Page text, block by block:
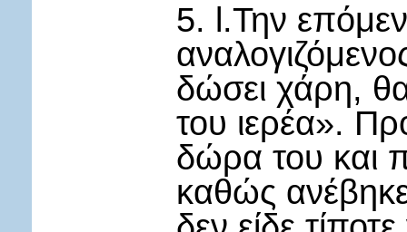
5. l.Την
δώσει χάρη,
του ιερέα».
δώρα του και
καθώς